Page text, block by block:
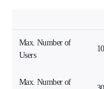
Max. Number of
Users
Max. Number of